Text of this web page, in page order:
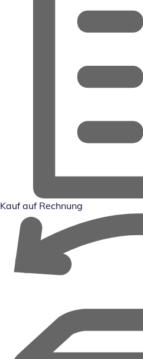
Kauf auf Rechnung